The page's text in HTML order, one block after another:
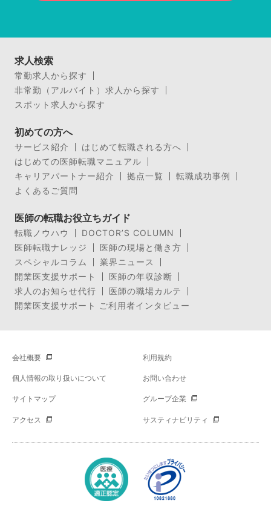
求人検索
常勤求人から探す
非常勤（アルバイト）求人から探す
スポット求人から探す
初めての方へ
サービス紹介
はじめて転職される方へ
はじめての医師転職マニュアル
キャリアパートナー紹介
拠点一覧
転職成功事例
よくあるご質問
医師の転職お役立ちガイド
転職ノウハウ
DOCTOR’S COLUMN
医師転職ナレッジ
医師の現場と働き方
スペシャルコラム
業界ニュース
開業医支援サポート
医師の年収診断
求人のお知らせ代行
医師の職場カルテ
開業医支援サポート ご利用者インタビュー
会社概要 利用規約
個人情報の取り扱いについて お問い合わせ
サイトマップ グループ企業
アクセス サスティナビリティ